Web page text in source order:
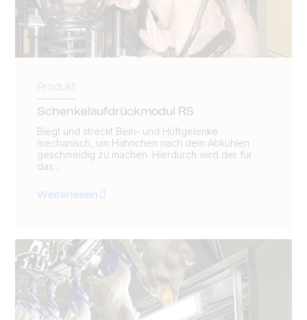
Produkt
Schenkelaufdrückmodul RS
Biegt und streckt Bein- und Hüftgelenke
mechanisch, um Hähnchen nach dem Abkühlen
geschmeidig zu machen. Hierdurch wird der für
das...
Weiterlesen